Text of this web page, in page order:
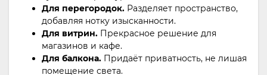
Для перегородок. Разделяет пространство,
добавляя нотку изысканности.
Для витрин. Прекрасное решение для
магазинов и кафе.
Для балкона. Придаёт приватность, не лишая
помещение света.